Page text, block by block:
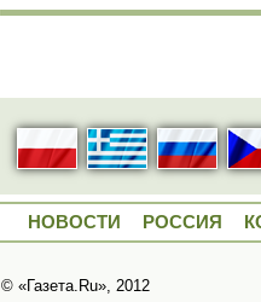
НОВОСТИ РОССИЯ
© «Газета.Ru», 2012